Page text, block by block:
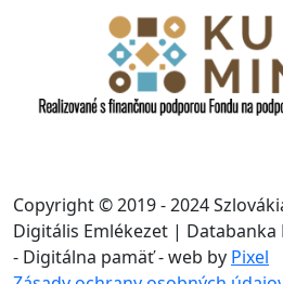
Copyright © 2019 - 2024
Digitális Emlékezet | Databanka
- Digitálna pamäť - web by Pixel